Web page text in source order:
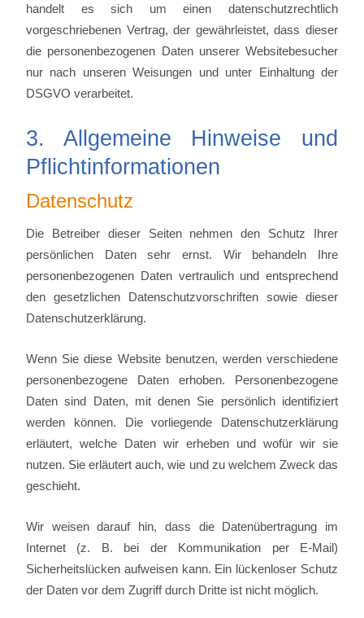
handelt es sich um einen datenschutzrechtlich
vorgeschriebenen Vertrag, der gewährleistet, dass dieser
die personenbezogenen Daten unserer Websitebesucher
nur nach unseren Weisungen und unter Einhaltung der
DSGVO verarbeitet.
3. Allgemeine Hinweise und
Pflicht­informationen
Datenschutz
Die Betreiber dieser Seiten nehmen den Schutz Ihrer
persönlichen Daten sehr ernst. Wir behandeln Ihre
personenbezogenen Daten vertraulich und entsprechend
den gesetzlichen Datenschutzvorschriften sowie dieser
Datenschutzerklärung.
Wenn Sie diese Website benutzen, werden verschiedene
personenbezogene Daten erhoben. Personenbezogene
Daten sind Daten, mit denen Sie persönlich identifiziert
werden können. Die vorliegende Datenschutzerklärung
erläutert, welche Daten wir erheben und wofür wir sie
nutzen. Sie erläutert auch, wie und zu welchem Zweck das
geschieht.
Wir weisen darauf hin, dass die Datenübertragung im
Internet (z. B. bei der Kommunikation per E-Mail)
Sicherheitslücken aufweisen kann. Ein lückenloser Schutz
der Daten vor dem Zugriff durch Dritte ist nicht möglich.